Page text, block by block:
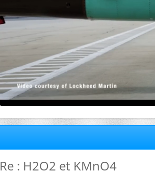
Re : H2O2 et KMnO4